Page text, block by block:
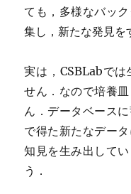
ても，多様なバッ
集し，新たな発見を
実は，CSBLabで
せん．なので培養
ん．データベース
で得た新たなデー
知見を生み出して
う．